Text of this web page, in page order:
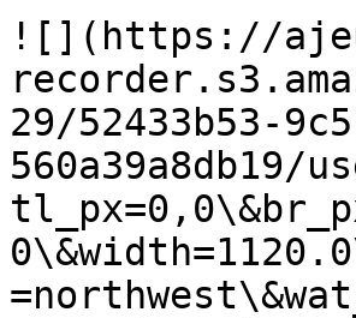
![](https://
29/52433b53-
560a39a8db19/